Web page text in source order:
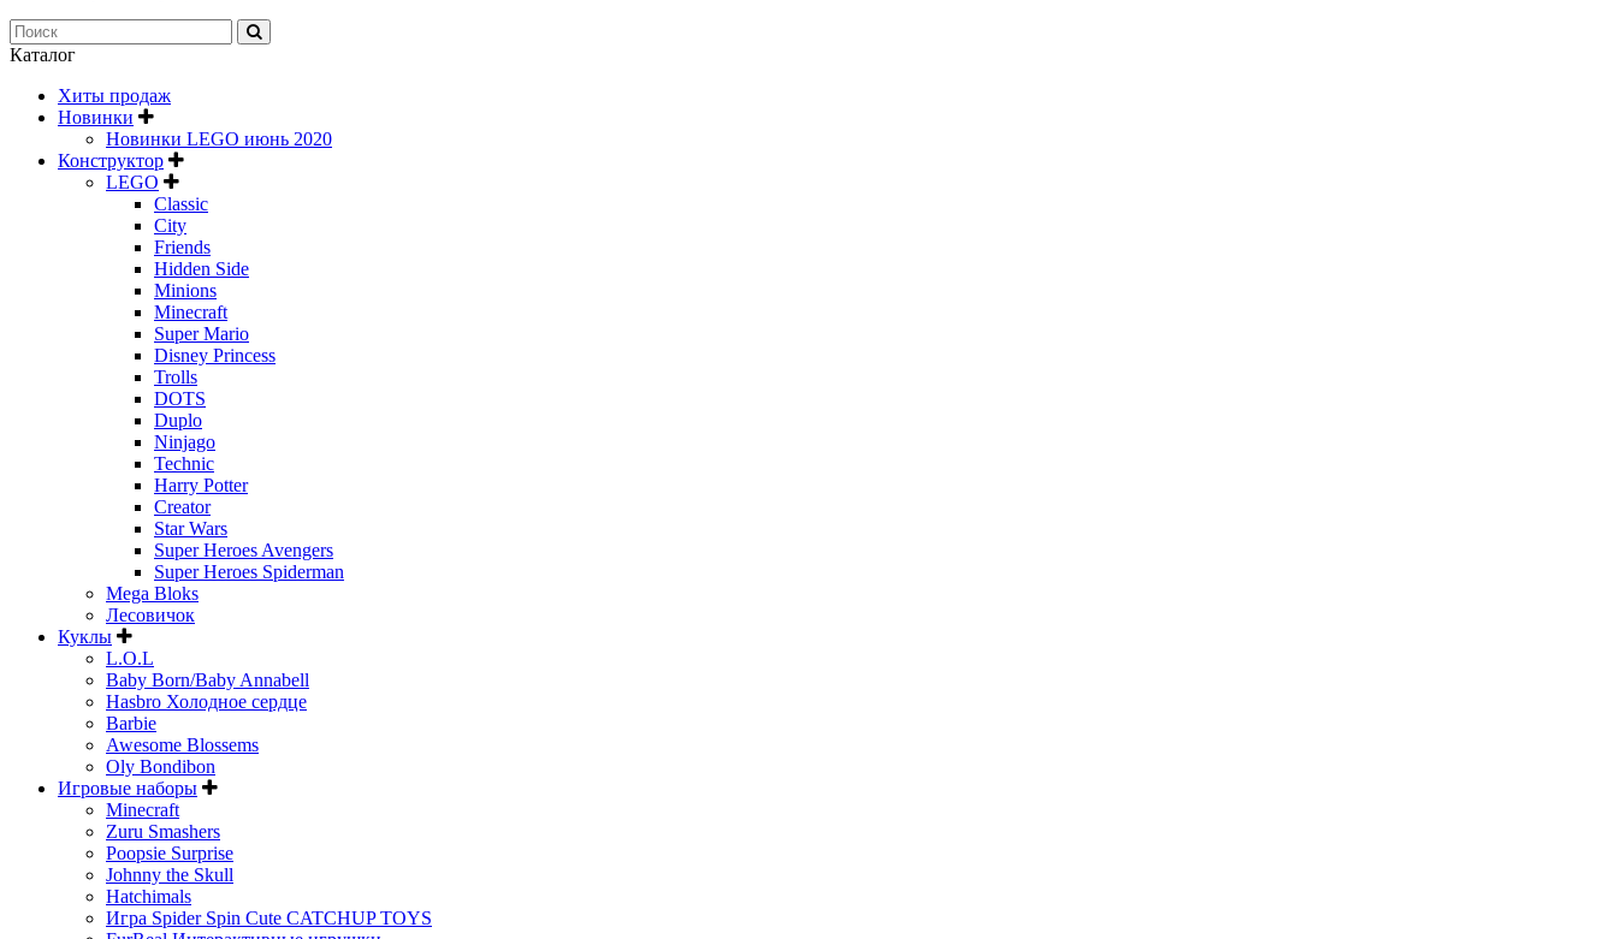
Каталог
Хиты продаж
Новинки
Новинки LEGO июнь 2020
Конструктор
LEGO
Classic
City
Friends
Hidden Side
Minions
Minecraft
Super Mario
Disney Princess
Trolls
DOTS
Duplo
Ninjago
Technic
Harry Potter
Creator
Star Wars
Super Heroes Avengers
Super Heroes Spiderman
Mega Bloks
Лесовичок
Куклы
L.O.L
Baby Born/Baby Annabell
Hasbro Холодное сердце
Barbie
Awesome Blossems
Oly Bondibon
Игровые наборы
Minecraft
Zuru Smashers
Poopsie Surprise
Johnny the Skull
Hatchimals
Игра Spider Spin Cute CATCHUP TOYS